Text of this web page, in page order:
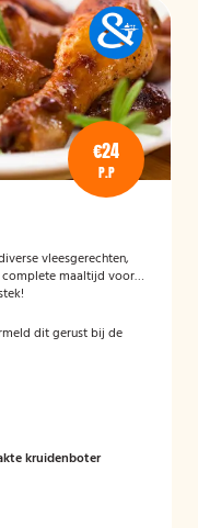
€24
P.P
vleesgerechten,
complete maaltijd voor
dit gerust bij de
kruidenboter